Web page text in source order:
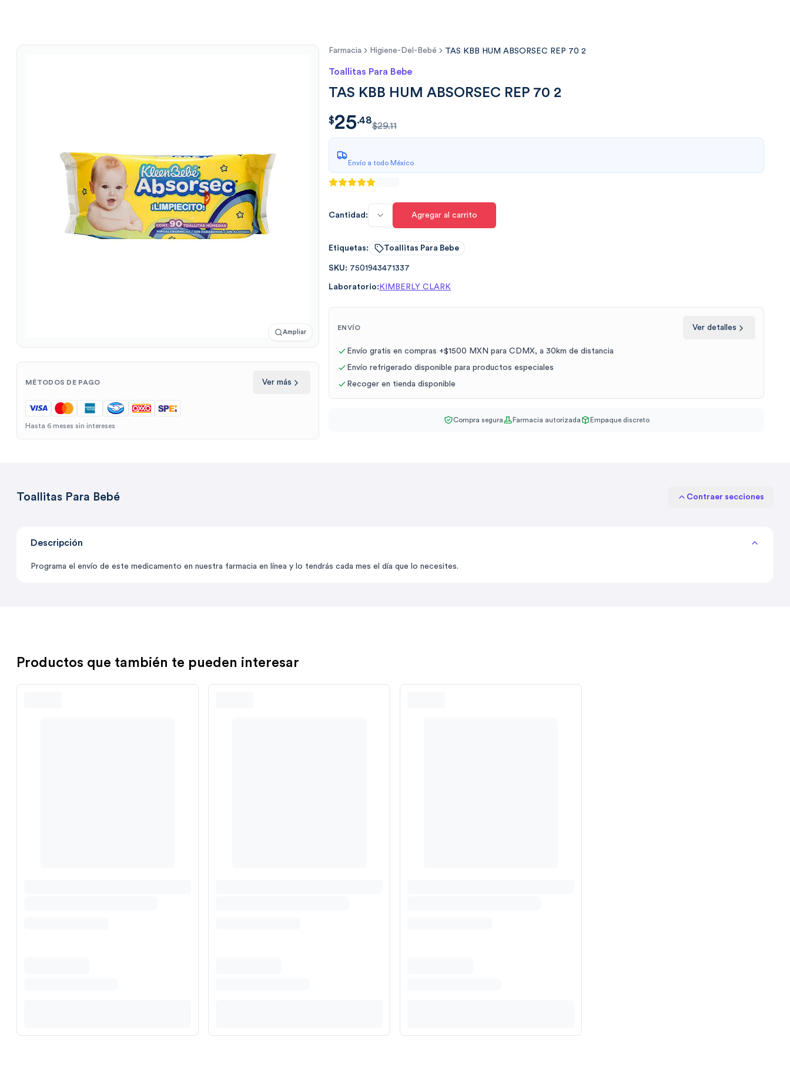
Ampliar
MÉTODOS DE PAGO Ver más
Hasta 6 meses sin intereses
Farmacia Higiene-Del-Bebé TAS KBB HUM ABSORSEC REP 70 2
Toallitas Para Bebe
TAS KBB HUM ABSORSEC REP 70 2
$25.4828
$25.48
$29.11
Envío a todo México
Cantidad: Agregar al carrito
Etiquetas: Toallitas Para Bebe
SKU: 7501943471337
Laboratorio: KIMBERLY CLARK
ENVÍO Ver detalles
Envío gratis en compras +$1500 MXN para CDMX, a 30km de distancia
Envío refrigerado disponible para productos especiales
Recoger en tienda disponible
Compra segura Farmacia autorizada Empaque discreto
Toallitas Para Bebé Contraer secciones
Descripción
Programa el envío de este medicamento en nuestra farmacia en línea y lo tendrás cada mes el día que lo necesites.
Productos que también te pueden interesar